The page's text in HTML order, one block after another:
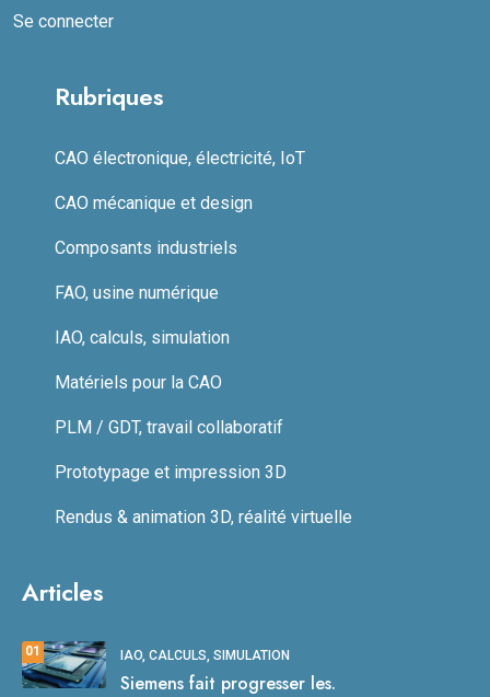
Se connecter
Rubriques
CAO électronique, électricité, IoT
CAO mécanique et design
Composants industriels
FAO, usine numérique
IAO, calculs, simulation
Matériels pour la CAO
PLM / GDT, travail collaboratif
Prototypage et impression 3D
Rendus & animation 3D, réalité virtuelle
Articles
01 IAO, CALCULS, SIMULATION
Siemens fait progresser les.